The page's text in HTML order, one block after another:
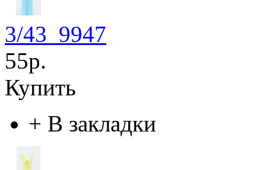
3/43_9947
55р.
Купить
+ В закладки